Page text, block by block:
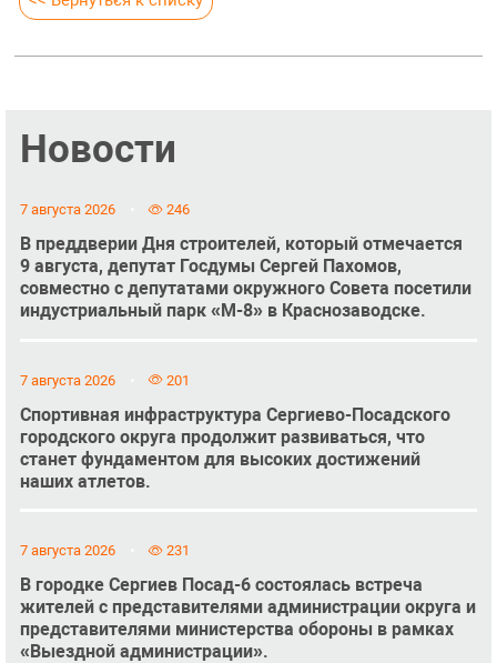
Новости
7 августа 2026 246
В преддверии Дня строителей, который отмечается
9 августа, депутат Госдумы Сергей Пахомов,
совместно с депутатами окружного Совета посетили
индустриальный парк «М-8» в Краснозаводске.
7 августа 2026 201
Спортивная инфраструктура Сергиево-Посадского
городского округа продолжит развиваться, что
станет фундаментом для высоких достижений
наших атлетов.
7 августа 2026 231
В городке Сергиев Посад-6 состоялась встреча
жителей с представителями администрации округа и
представителями министерства обороны в рамках
«Выездной администрации».